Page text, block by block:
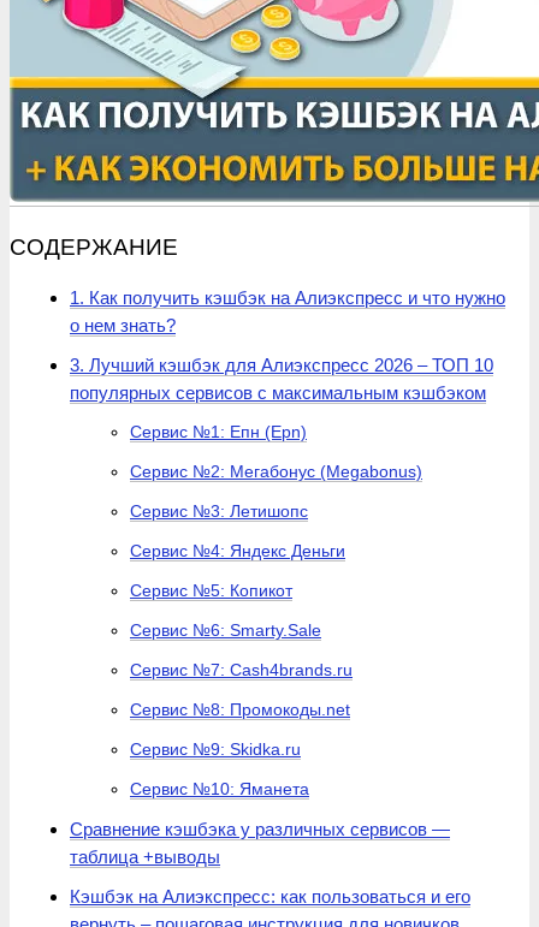
СОДЕРЖАНИЕ
1. Как получить кэшбэк на Алиэкспресс и что нужно
о нем знать?
3. Лучший кэшбэк для Алиэкспресс 2026 – ТОП 10
популярных сервисов с максимальным кэшбэком
Сервис №1: Епн (Epn)
Сервис №2: Мегабонус (Megabonus)
Сервис №3: Летишопс
Сервис №4: Яндекс Деньги
Сервис №5: Копикот
Сервис №6: Smarty.Sale
Сервис №7: Cash4brands.ru
Сервис №8: Промокоды.net
Сервис №9: Skidka.ru
Сервис №10: Яманета
Сравнение кэшбэка у различных сервисов —
таблица +выводы
Кэшбэк на Алиэкспресс: как пользоваться и его